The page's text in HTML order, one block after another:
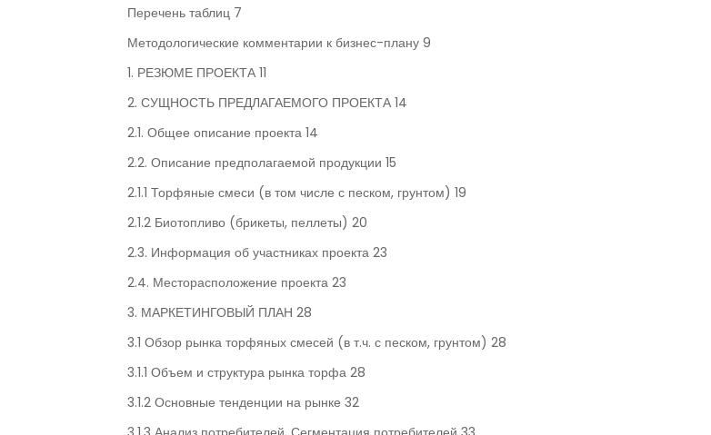
Перечень таблиц 7
Методологические комментарии к бизнес-плану 9
1. РЕЗЮМЕ ПРОЕКТА 11
2. СУЩНОСТЬ ПРЕДЛАГАЕМОГО ПРОЕКТА 14
2.1. Общее описание проекта 14
2.2. Описание предполагаемой продукции 15
2.1.1 Торфяные смеси (в том числе с песком, грунтом) 19
2.1.2 Биотопливо (брикеты, пеллеты) 20
2.3. Информация об участниках проекта 23
2.4. Месторасположение проекта 23
3. МАРКЕТИНГОВЫЙ ПЛАН 28
3.1 Обзор рынка торфяных смесей (в т.ч. с песком, грунтом) 28
3.1.1 Объем и структура рынка торфа 28
3.1.2 Основные тенденции на рынке 32